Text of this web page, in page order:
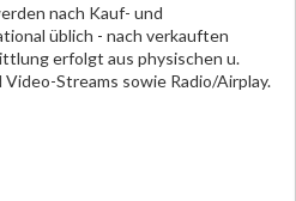
nach Kauf- und
üblich - nach verkauften
erfolgt aus physischen u.
Streams sowie Radio/Airplay.